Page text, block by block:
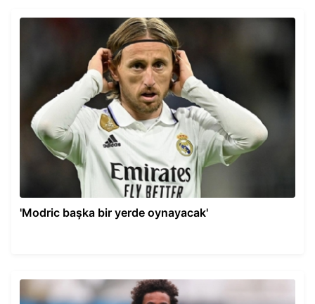
'Modric başka bir yerde oynayacak'